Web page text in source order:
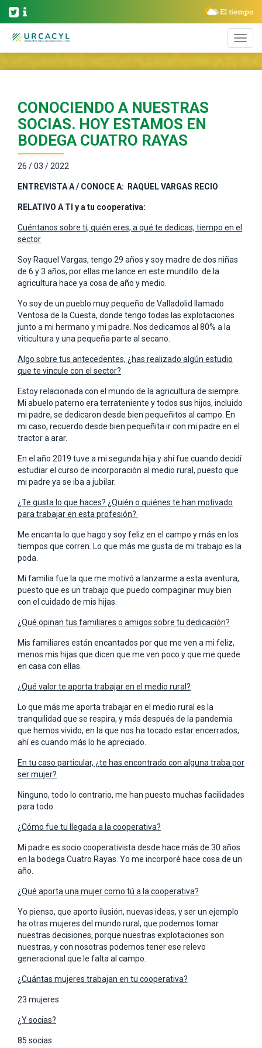
CONOCIENDO A NUESTRAS
SOCIAS. HOY ESTAMOS EN
BODEGA CUATRO RAYAS
26 / 03 / 2022
ENTREVISTA A / CONOCE A: RAQUEL VARGAS RECIO
RELATIVO A TI y a tu cooperativa:
Cuéntanos sobre ti, quién eres, a qué te dedicas, tiempo en el
sector
Soy Raquel Vargas, tengo 29 años y soy madre de dos niñas
de 6 y 3 años, por ellas me lance en este mundillo de la
agricultura hace ya cosa de año y medio.
Yo soy de un pueblo muy pequeño de Valladolid llamado
Ventosa de la Cuesta, donde tengo todas las explotaciones
junto a mi hermano y mi padre. Nos dedicamos al 80% a la
viticultura y una pequeña parte al secano.
Algo sobre tus antecedentes, ¿has realizado algún estudio
que te vincule con el sector?
Estoy relacionada con el mundo de la agricultura de siempre.
Mi abuelo paterno era terrateniente y todos sus hijos, incluido
mi padre, se dedicaron desde bien pequeñitos al campo. En
mi caso, recuerdo desde bien pequeñita ir con mi padre en el
tractor a arar.
En el año 2019 tuve a mi segunda hija y ahí fue cuando decidí
estudiar el curso de incorporación al medio rural, puesto que
mi padre ya se iba a jubilar.
¿Te gusta lo que haces? ¿Quién o quiénes te han motivado
para trabajar en esta profesión?
Me encanta lo que hago y soy feliz en el campo y más en los
tiempos que corren. Lo que más me gusta de mi trabajo es la
poda.
Mi familia fue la que me motivó a lanzarme a esta aventura,
puesto que es un trabajo que puedo compaginar muy bien
con el cuidado de mis hijas.
¿Qué opinan tus familiares o amigos sobre tu dedicación?
Mis familiares están encantados por que me ven a mi feliz,
menos mis hijas que dicen que me ven poco y que me quede
en casa con ellas.
¿Qué valor te aporta trabajar en el medio rural?
Lo que más me aporta trabajar en el medio rural es la
tranquilidad que se respira, y más después de la pandemia
que hemos vivido, en la que nos ha tocado estar encerrados,
ahí es cuando más lo he apreciado.
En tu caso particular, ¿te has encontrado con alguna traba por
ser mujer?
Ninguno, todo lo contrario, me han puesto muchas facilidades
para todo.
¿Cómo fue tu llegada a la cooperativa?
Mi padre es socio cooperativista desde hace más de 30 años
en la bodega Cuatro Rayas. Yo me incorporé hace cosa de un
año.
¿Qué aporta una mujer como tú a la cooperativa?
Yo pienso, que aporto ilusión, nuevas ideas, y ser un ejemplo
ha otras mujeres del mundo rural, que podemos tomar
nuestras decisiones, porque nuestras explotaciones son
nuestras, y con nosotras podemos tener ese relevo
generacional que le falta al campo.
¿Cuántas mujeres trabajan en tu cooperativa?
23 mujeres
¿Y socias?
85 socias.